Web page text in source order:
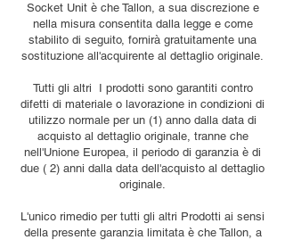
Socket Unit è che Tallon, a sua discrezione e
nella misura consentita dalla legge e come
stabilito di seguito, fornirà gratuitamente una
sostituzione all'acquirente al dettaglio originale.
Tutti gli altri I prodotti sono garantiti contro
difetti di materiale o lavorazione in condizioni di
utilizzo normale per un (1) anno dalla data di
acquisto al dettaglio originale, tranne che
nell'Unione Europea, il periodo di garanzia è di
due ( 2) anni dalla data dell'acquisto al dettaglio
originale.
L'unico rimedio per tutti gli altri Prodotti ai sensi
della presente garanzia limitata è che Tallon, a